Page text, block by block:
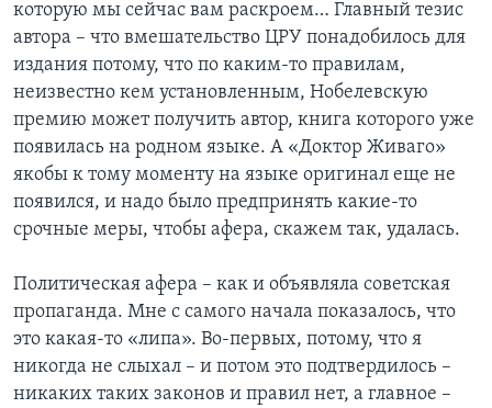
которую мы сейчас вам раскроем… Главный тезис
автора – что вмешательство ЦРУ понадобилось для
издания потому, что по каким-то правилам,
неизвестно кем установленным, Нобелевскую
премию может получить автор, книга которого уже
появилась на родном языке. А «Доктор Живаго»
якобы к тому моменту на языке оригинал еще не
появился, и надо было предпринять какие-то
срочные меры, чтобы афера, скажем так, удалась.
Политическая афера – как и объявляла советская
пропаганда. Мне с самого начала показалось, что
это какая-то «липа». Во-первых, потому, что я
никогда не слыхал – и потом это подтвердилось –
никаких таких законов и правил нет, а главное –